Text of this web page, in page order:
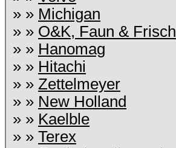
» » Michigan
» » O&K, Faun & Frisch
» » Hanomag
» » Hitachi
» » Zettelmeyer
» » New Holland
» » Kaelble
» » Terex